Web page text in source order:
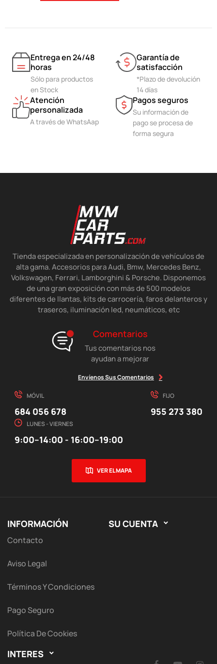
Entrega en 24/48
horas
Sólo para productos
en Stock
Garantía de
satisfacción
*Plazo de devolución
14 días
Atención
personalizada
A través de WhatsAap
Pagos seguros
Su información de
pago se procesa de
forma segura
Tienda especializada en personalización de vehículos de
alta gama. Accesorios para Audi, Bmw, Mercedes Benz,
Volkswagen, Ferrari, Lamborghini & Porsche. Disponemos
de una gran exposición con más de 500 modelos
diferentes de llantas, kits de carrocería, faros delanteros y
traseros, iluminación led, neumáticos, etc
Comentarios
Tus comentarios nos
ayudan a mejorar
Envíenos Sus Comentarios
MÓVIL
684 056 678
FIJO
955 273 380
LUNES - VIERNES
9:00–14:00 - 16:00–19:00
VER EL MAPA
INFORMACIÓN
Contacto
Aviso Legal
Términos Y Condiciones
Pago Seguro
Política De Cookies
SU CUENTA 
INTERES 